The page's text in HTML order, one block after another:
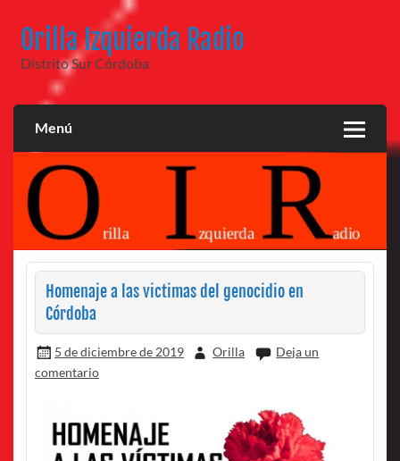
contenido
Orilla Izquierda Radio
Distrito Sur Córdoba
Menú
Homenaje a las victimas del genocidio en
Córdoba
5 de diciembre de 2019 Orilla
Deja un
comentario